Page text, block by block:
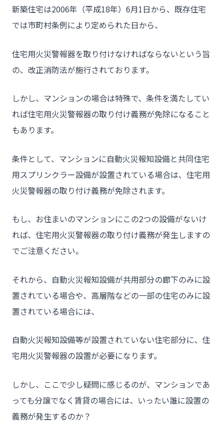
- トウカイセツビについて
- トウカイセツビが選ばれる理由
新築住宅は2006年（平成18年）6月1日から、既存住宅
では市町村条例により定められた日から、
住宅用火災警報器を取り付けなければならないという旨
の、改正消防法が施行されております。
しかし、マンションの場合は特殊で、条件を満たしてい
れば住宅用火災警報器の取り付け義務が免除になること
もあります。
条件として、マンションに自動火災報知設備と共同住宅
用スプリンクラー設備が設置されている場合は、住宅用
火災警報器の取り付け義務が免除されます。
もし、お住まいのマンションにこの2つの設備がないけ
れば、住宅用火災警報器の取り付け義務が発生しますの
でご注意ください。
それから、自動火災報知設備が共用部分の廊下のみに設
置されている場合や、高層階などの一部の住宅のみに設
置されている場合には、
自動火災報知設備等が設置されていない住宅部分に、住
宅用火災警報器の設置が必要になります。
しかし、ここで少し疑問に感じるのが、マンションであ
っても分譲でなく賃貸の場合には、いったい誰に設置の
義務が発生するのか？